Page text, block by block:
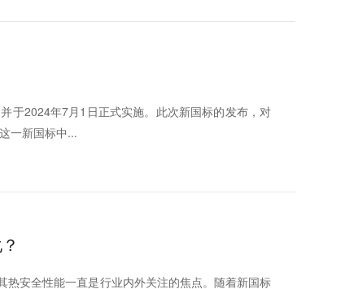
于2024年7月1日正式实施。此次新国标的发布，对
一新国标中...
热安全性能一直是行业内外关注的焦点。随着新国标